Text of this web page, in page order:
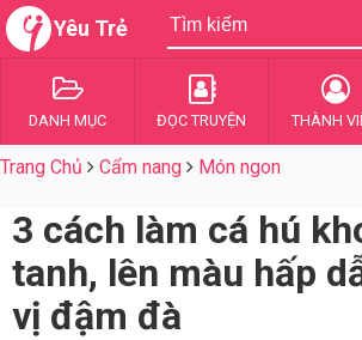
Yêu Trẻ
DANH MỤC ĐỌC TRUYỆN THÀNH
Trang Chủ Cẩm nang Món ngon
3 cách làm cá hú
tanh, lên màu hấp
vị đậm đà